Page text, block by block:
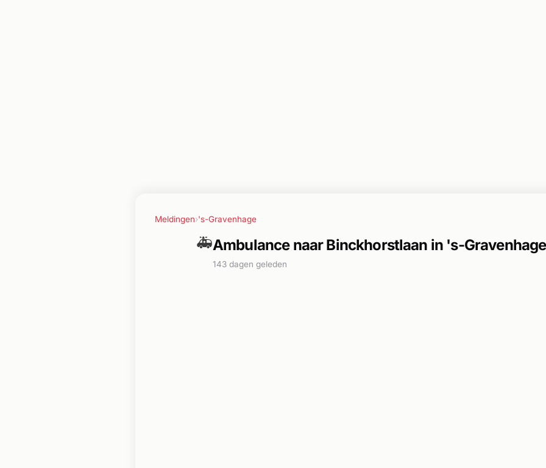
Meldingen›'s-Gravenhage
🚑Ambulance naar Binckhorstlaan in 's-Gravenhage
143 dagen geleden